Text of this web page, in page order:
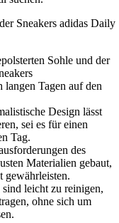
Sneakers adidas Daily
Sohle und der
Tagen auf den
Design lässt
sei es für einen
Tag.
des
Materialien gebaut,
gewährleisten.
leicht zu reinigen,
ohne sich um